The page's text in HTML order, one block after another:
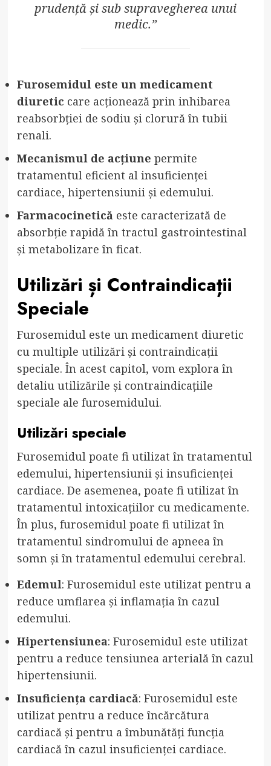
prudență și sub supravegherea unui
medic.”
Furosemidul este un medicament
diuretic care acționează prin inhibarea
reabsorbției de sodiu și clorură în tubii
renali.
Mecanismul de acțiune permite
tratamentul eficient al insuficienței
cardiace, hipertensiunii și edemului.
Farmacocineticăeste caracterizată de
absorbție rapidă în tractul gastrointestinal
și metabolizare în ficat.
Utilizări și Contraindicații
Speciale
Furosemidul este un medicament diuretic
cu multiple utilizări și contraindicații
speciale. În acest capitol, vom explora în
detaliu utilizările și contraindicațiile
speciale ale furosemidului.
Utilizări speciale
Furosemidul poate fi utilizat în tratamentul
edemului, hipertensiunii și insuficienței
cardiace. De asemenea, poate fi utilizat în
tratamentul intoxicațiilor cu medicamente.
În plus, furosemidul poate fi utilizat în
tratamentul sindromului de apneea în
somn și în tratamentul edemului cerebral.
Edemul: Furosemidul este utilizat pentru a
reduce umflarea și inflamația în cazul
edemului.
Hipertensiunea: Furosemidul este utilizat
pentru a reduce tensiunea arterială în cazul
hipertensiunii.
Insuficiența cardiacă: Furosemidul este
utilizat pentru a reduce încărcătura
cardiacă și pentru a îmbunătăți funcția
cardiacă în cazul insuficienței cardiace.